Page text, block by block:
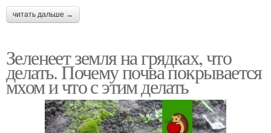
читать дальше →
Зеленеет земля на грядках, что
делать. Почему почва покрывается
мхом и что с этим делать